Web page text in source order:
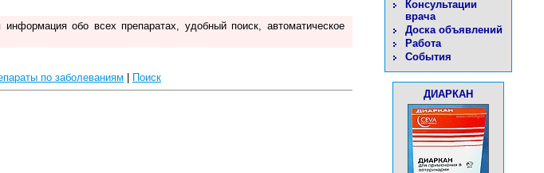
Консультации
врача
Доска объявлений
Работа
События
ДИАРКАН
обо всех препаратах, удобный поиск, автоматическое
по заболеваниям Поиск